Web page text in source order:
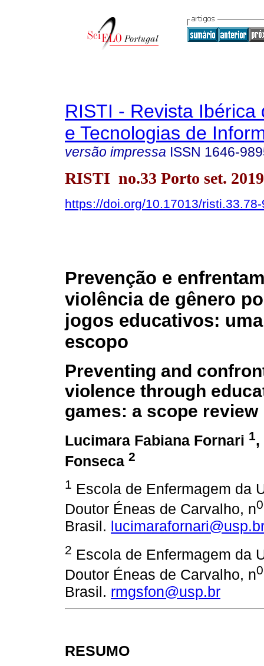
RISTI - Revista Ibérica
e Tecnologias de
versão impressa ISSN 1646-
RISTI no.33 Porto set. 2019
https://doi.org/10.17013/
Prevenção e
violência de gênero
jogos educativos:
escopo
Preventing and
violence through
games: a scope review
Lucimara Fabiana Fornari 1,
Fonseca 2
1 Escola de Enfermagem da
Doutor Éneas de Carvalho, n0
Brasil.
2 Escola de Enfermagem da
Doutor Éneas de Carvalho, n
Brasil. rmgsfon@usp.br
RESUMO